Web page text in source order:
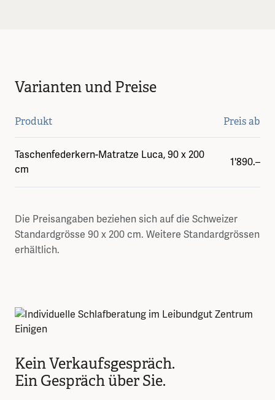
Varianten und Preise
Produkt Preis ab
Taschenfederkern-Matratze Luca, 90 x 200
cm
1'890.–
Die Preisangaben beziehen sich auf die Schweizer
Standardgrösse 90 x 200 cm. Weitere Standardgrössen
erhältlich.
Kein Verkaufsgespräch.
Ein Gespräch über Sie.